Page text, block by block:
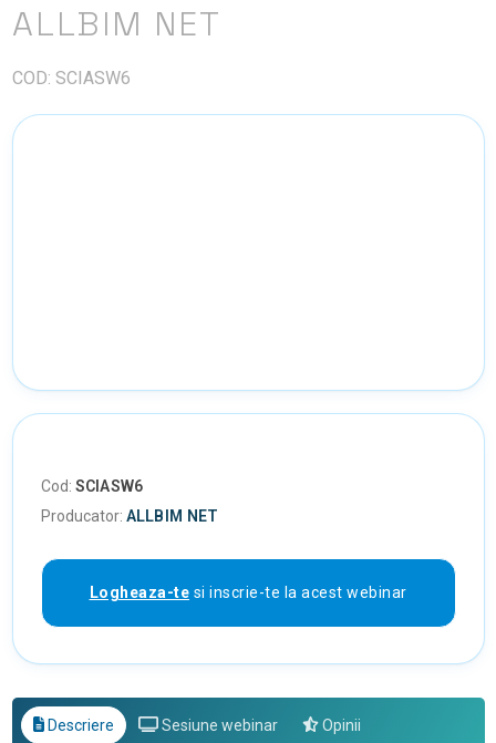
ALLBIM NET
COD: SCIASW6
Cod: SCIASW6
Producator: ALLBIM NET
Logheaza-te si inscrie-te la acest webinar
Descriere Sesiune webinar Opinii